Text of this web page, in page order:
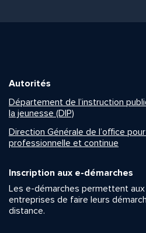
Autorités
Département de l’instruction
la jeunesse (DIP)
Direction Générale de l’office
professionnelle et continue
Inscription aux e-démarches
Les e-démarches permettent
entreprises de faire leurs
distance.